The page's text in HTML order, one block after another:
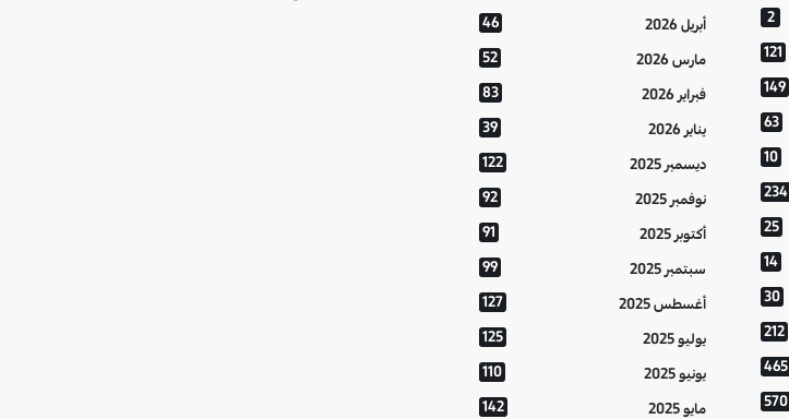
2
121
149
63
10
234
25
14
30
212
465
570
أبريل 2026 46
مارس 2026 52
فبراير 2026 83
يناير 2026 39
ديسمبر 2025 122
نوفمبر 2025 92
أكتوبر 2025 91
سبتمبر 2025 99
أغسطس 2025 127
يوليو 2025 125
يونيو 2025 110
مايو 2025 142